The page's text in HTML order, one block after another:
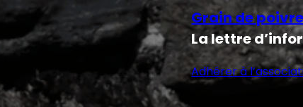
Grain de
La lettre
Adhérer à